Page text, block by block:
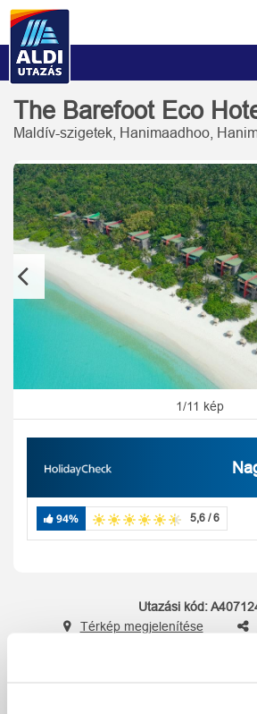
The Barefoot Eco
Maldív-szigetek, Hanimaadhoo,
Previous
1/11 kép
94% 5,6 / 6
Utazási kód:
Térkép megjelenítése